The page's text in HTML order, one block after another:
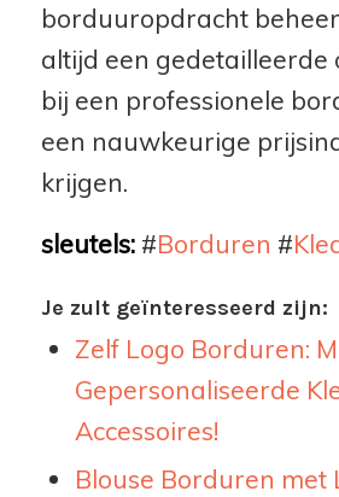
borduuropdracht
altijd een gedetailleerde
bij een professionele
een nauwkeurige
krijgen.
sleutels:#Borduren #
Je zult geïnteresseerd zijn:
Zelf Logo Borduren:
Gepersonaliseerde
Accessoires!
Blouse Borduren met